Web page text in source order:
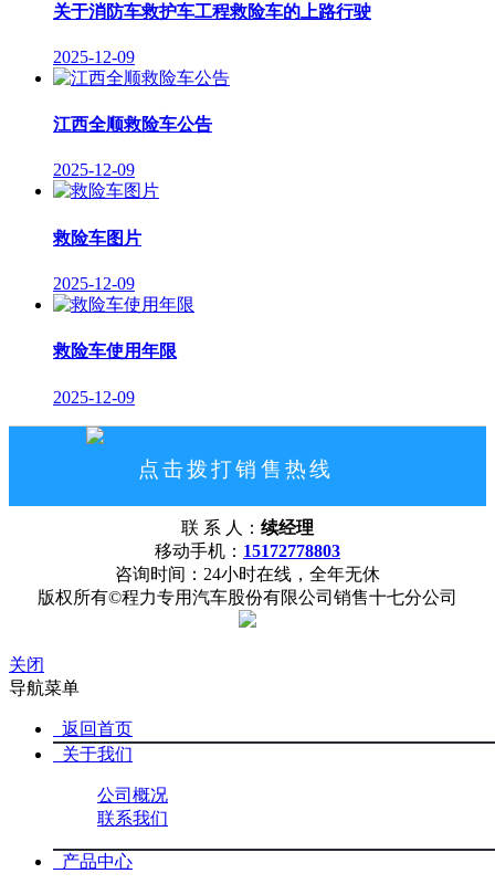
关于消防车救护车工程救险车的上路行驶
2025-12-09
江西全顺救险车公告
2025-12-09
救险车图片
2025-12-09
救险车使用年限
2025-12-09
点击拨打销售热线
15172778803
公司概况
联 系 人： 续经理
移动手机： 15172778803
咨询时间：24小时在线，全年无休
版权所有©程力专用汽车股份有限公司销售十七分公司
关闭
导航菜单
返回首页
关于我们
公司概况
联系我们
产品中心